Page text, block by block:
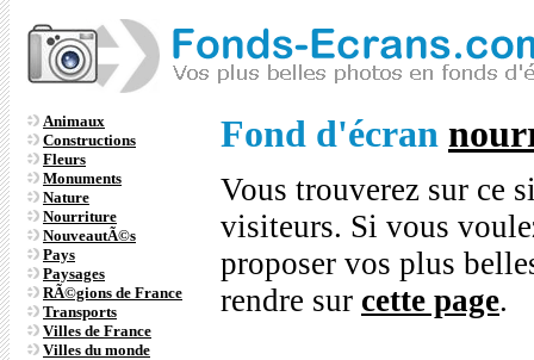
Animaux
Constructions
Fleurs
Monuments
Nature
Nourriture
NouveautÃ©s
Pays
Paysages
RÃ©gions de France
Transports
Villes de France
Villes du monde
Fond d'écran
Vous trouverez sur ce
visiteurs. Si vous
proposer vos plus
rendre sur cette page.